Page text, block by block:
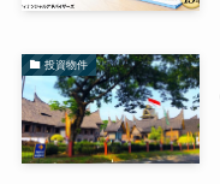
投資物件